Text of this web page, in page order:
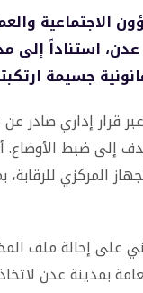
الاجتماعية
استناداً إلى
جسيمة
قرار إداري صادر
إلى ضبط الأوضاع.
المركزي
على إحالة ملف
بمدينة عدن